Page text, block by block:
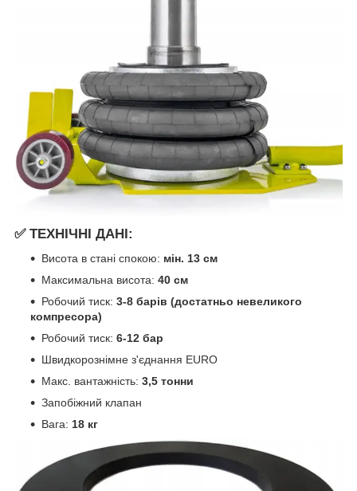
✅ ТЕХНІЧНІ ДАНІ:
Висота в стані спокою: мін. 13 см
Максимальна висота: 40 см
Робочий тиск: 3-8 барів (достатньо невеликого
компресора)
Робочий тиск: 6-12 бар
Швидкорознімне з'єднання EURO
Макс. вантажність: 3,5 тонни
Запобіжний клапан
Вага: 18 кг